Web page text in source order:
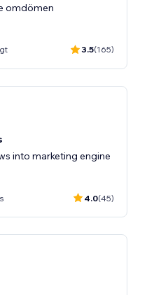
omdömen
3.5(165)
into marketing engine
4.0(45)